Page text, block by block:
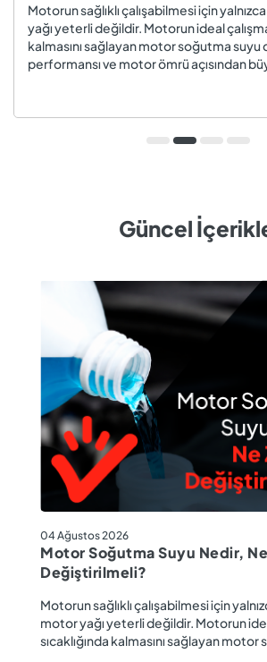
Motorun sağlıklı çalışabilmesi için
yağı yeterli değildir. Motorun ideal çalışma
kalmasını sağlayan motor soğutma suyu
performansı ve motor ömrü açısından
değiştirilmeyen soğutma suyu; hararet,
arızaları ve yüksek onarım ma...
Güncel
04 Ağustos 2026
Motor Soğutma Suyu Nedir,
Değiştirilmeli?
Motorun sağlıklı çalışabilmesi için
motor yağı yeterli değildir. Motorun
sıcaklığında kalmasını sağlayan